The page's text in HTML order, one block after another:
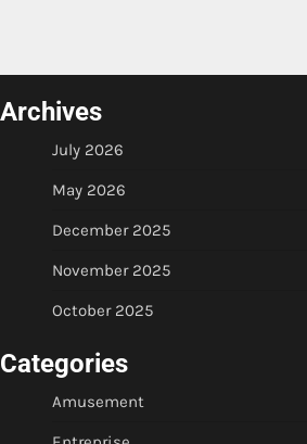
Archives
July 2026
May 2026
December 2025
November 2025
October 2025
Categories
Amusement